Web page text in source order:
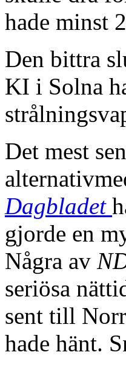
hade minst
Den bittra
KI i Solna
Det mest
Dagbladet
gjorde en
Några av
seriösa
sent till
hade hänt.